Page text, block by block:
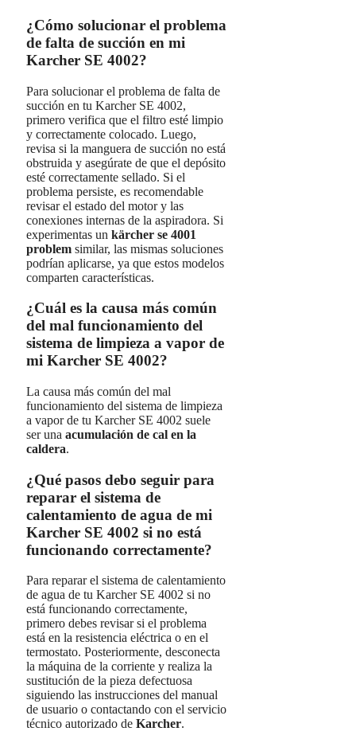
¿Cómo solucionar el problema
de falta de succión en mi
Karcher SE 4002?
Para solucionar el problema de falta de
succión en tu Karcher SE 4002,
primero verifica que el filtro esté limpio
y correctamente colocado. Luego,
revisa si la manguera de succión no está
obstruida y asegúrate de que el depósito
esté correctamente sellado. Si el
problema persiste, es recomendable
revisar el estado del motor y las
conexiones internas de la aspiradora. Si
experimentas un kärcher se 4001
problem similar, las mismas soluciones
podrían aplicarse, ya que estos modelos
comparten características.
¿Cuál es la causa más común
del mal funcionamiento del
sistema de limpieza a vapor de
mi Karcher SE 4002?
La causa más común del mal
funcionamiento del sistema de limpieza
a vapor de tu Karcher SE 4002 suele
ser una acumulación de cal en la
caldera.
¿Qué pasos debo seguir para
reparar el sistema de
calentamiento de agua de mi
Karcher SE 4002 si no está
funcionando correctamente?
Para reparar el sistema de calentamiento
de agua de tu Karcher SE 4002 si no
está funcionando correctamente,
primero debes revisar si el problema
está en la resistencia eléctrica o en el
termostato. Posteriormente, desconecta
la máquina de la corriente y realiza la
sustitución de la pieza defectuosa
siguiendo las instrucciones del manual
de usuario o contactando con el servicio
técnico autorizado de Karcher.